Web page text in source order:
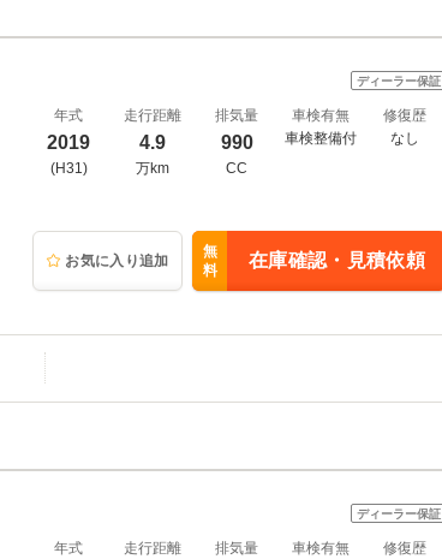
ディーラー保証
年式
2019
(H31)
走行距離
4.9
万km
排気量
990
CC
車検有無
車検整備付
修復歴
なし
お気に入り追加
無
料
在庫確認・見積依頼
ディーラー保証
年式 走行距離 排気量
車検有無
修復歴